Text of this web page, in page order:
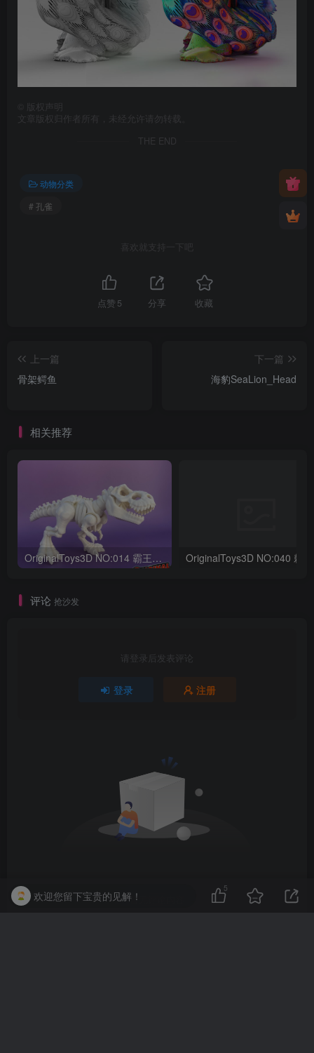
版权声明
文章版权归作者所有，未经允许请勿转载。
THE END
动物分类
# 孔雀
喜欢就支持一下吧
点赞 5 分享 收藏
上一篇
骨架鳄鱼
下一篇
海豹SeaLion_Head
相关推荐
OriginalToys3D NO:014 霸王龙骨架
评论 抢沙发
请登录后发表评论
登录 注册
暂无评论内容
欢迎您留下宝贵的见解！
5